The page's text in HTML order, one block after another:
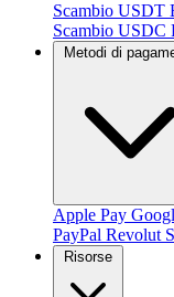
Scambio USDT
Scambio USDC
Metodi di
Apple Pay
PayPal Revolut
Risorse